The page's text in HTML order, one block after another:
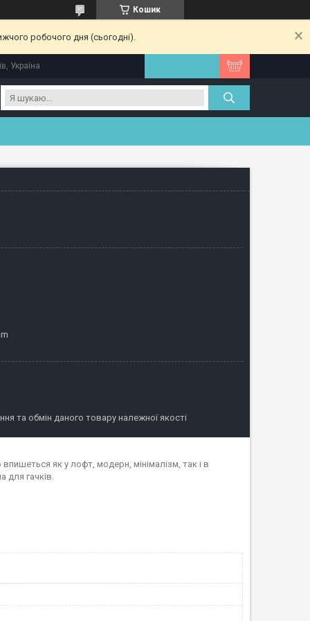
Кошик
робочого дня (сьогодні).
Україна
та обмін даного товару належної якості
як у лофт, модерн, мінімалізм, так і в
для гачків.